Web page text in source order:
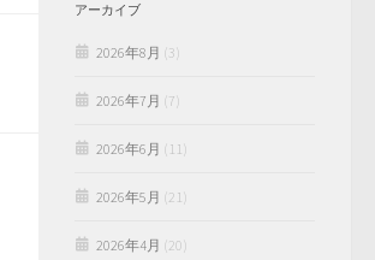
アーカイブ
2026年8月 (3)
2026年7月 (7)
2026年6月 (11)
2026年5月 (21)
2026年4月 (20)